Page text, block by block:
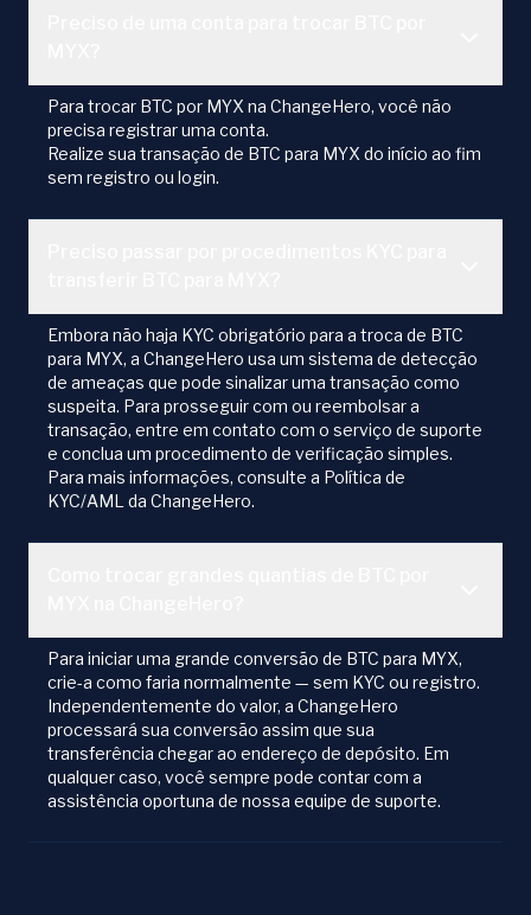
Para trocar BTC por MYX na ChangeHero, você não
precisa registrar uma conta.
Realize sua transação de BTC para MYX do início ao fim
sem registro ou login.
Embora não haja KYC obrigatório para a troca de BTC
para MYX, a ChangeHero usa um sistema de detecção
de ameaças que pode sinalizar uma transação como
suspeita. Para prosseguir com ou reembolsar a
transação, entre em contato com o serviço de suporte
e conclua um procedimento de verificação simples.
Para mais informações, consulte a Política de
KYC/AML da ChangeHero.
Para iniciar uma grande conversão de BTC para MYX,
crie-a como faria normalmente — sem KYC ou registro.
Independentemente do valor, a ChangeHero
processará sua conversão assim que sua
transferência chegar ao endereço de depósito. Em
qualquer caso, você sempre pode contar com a
assistência oportuna de nossa equipe de suporte.